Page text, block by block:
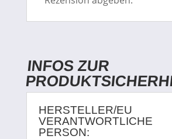
INFOS ZUR
HERSTELLER/EU
VERANTWORTLICHE
PERSON: